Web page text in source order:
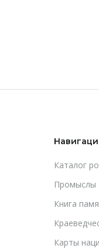
Каталог
Промыслы
Книга
Карты